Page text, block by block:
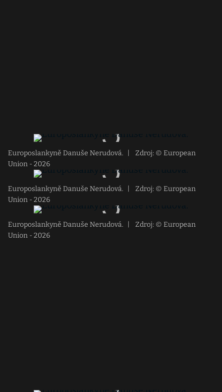
Europoslankyně Danuše Nerudová.
Zdroj: © European
Union - 2026
Europoslankyně Danuše Nerudová.
Zdroj: © European
Union - 2026
Europoslankyně Danuše Nerudová.
Zdroj: © European
Union - 2026